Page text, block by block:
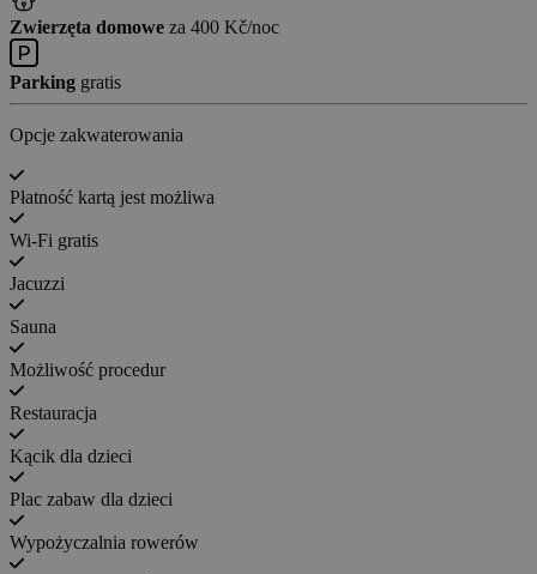
Zwierzęta domowe za 400 Kč/noc
Parking gratis
Opcje zakwaterowania
Płatność kartą jest możliwa
Wi-Fi gratis
Jacuzzi
Sauna
Możliwość procedur
Restauracja
Kącik dla dzieci
Plac zabaw dla dzieci
Wypożyczalnia rowerów